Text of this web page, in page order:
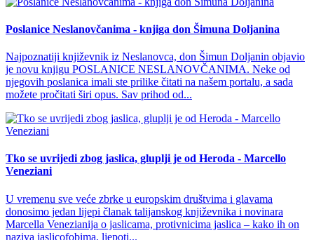
Poslanice Neslanovčanima - knjiga don Šimuna Doljanina
Najpoznatiji književnik iz Neslanovca, don Šimun Doljanin objavio
je novu knjigu POSLANICE NESLANOVČANIMA. Neke od
njegovih poslanica imali ste prilike čitati na našem portalu, a sada
možete pročitati širi opus. Sav prihod od...
Tko se uvrijedi zbog jaslica, gluplji je od Heroda - Marcello
Veneziani
U vremenu sve veće zbrke u europskim društvima i glavama
donosimo jedan lijepi članak talijanskog književnika i novinara
Marcella Venezianija o jaslicama, protivnicima jaslica – kako ih on
naziva jaslicofobima, ljepoti...